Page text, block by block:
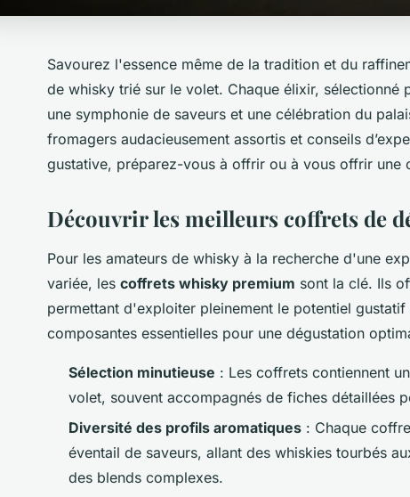
Savourez l'essence même de la tradition et du
de whisky trié sur le volet. Chaque élixir, sélectionné
une symphonie de saveurs et une célébration du
fromagers audacieusement assortis et conseils
gustative, préparez-vous à offrir ou à vous offrir une
Découvrir les meilleurs coffrets de
Pour les amateurs de whisky à la recherche d'une
variée, les coffrets whisky premium sont la clé. Ils
permettant d'exploiter pleinement le potentiel
composantes essentielles pour une dégustation
Sélection minutieuse : Les coffrets contiennent
volet, souvent accompagnés de fiches détaillées
Diversité des profils aromatiques : Chaque
éventail de saveurs, allant des whiskies tourbés
des blends complexes.